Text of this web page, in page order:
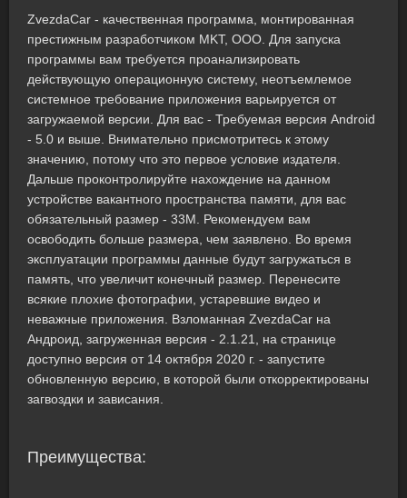
ZvezdaCar - качественная программа, монтированная
престижным разработчиком MKT, OOO. Для запуска
программы вам требуется проанализировать
действующую операционную систему, неотъемлемое
системное требование приложения варьируется от
загружаемой версии. Для вас - Требуемая версия Android
- 5.0 и выше. Внимательно присмотритесь к этому
значению, потому что это первое условие издателя.
Дальше проконтролируйте нахождение на данном
устройстве вакантного пространства памяти, для вас
обязательный размер - 33M. Рекомендуем вам
освободить больше размера, чем заявлено. Во время
эксплуатации программы данные будут загружаться в
память, что увеличит конечный размер. Перенесите
всякие плохие фотографии, устаревшие видео и
неважные приложения. Взломанная ZvezdaCar на
Андроид, загруженная версия - 2.1.21, на странице
доступно версия от 14 октября 2020 г. - запустите
обновленную версию, в которой были откорректированы
загвоздки и зависания.
Преимущества: